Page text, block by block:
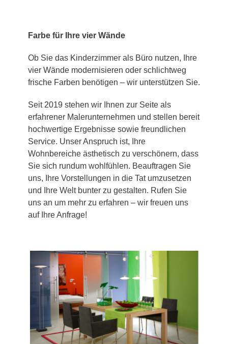
Farbe für Ihre vier Wände
Ob Sie das Kinderzimmer als Büro nutzen, Ihre
vier Wände modernisieren oder schlichtweg
frische Farben benötigen – wir unterstützen Sie.
Seit 2019 stehen wir Ihnen zur Seite als
erfahrener Malerunternehmen und stellen bereit
hochwertige Ergebnisse sowie freundlichen
Service. Unser Anspruch ist, Ihre
Wohnbereiche ästhetisch zu verschönern, dass
Sie sich rundum wohlfühlen. Beauftragen Sie
uns, Ihre Vorstellungen in die Tat umzusetzen
und Ihre Welt bunter zu gestalten. Rufen Sie
uns an um mehr zu erfahren – wir freuen uns
auf Ihre Anfrage!